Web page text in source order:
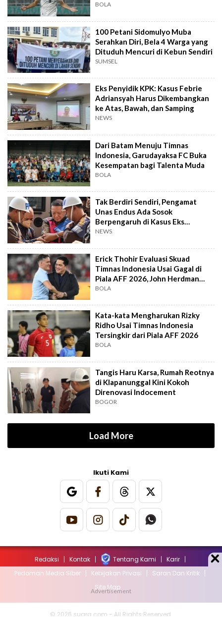
BOLA
100 Petani Sidomulyo Muba
Serahkan Diri, Bela 4 Warga yang
Dituduh Mencuri di Kebun Sendiri
SUMSEL
Eks Penyidik KPK: Kasus Febrie
Adriansyah Harus Dikembangkan
ke Atas, Bawah, dan Samping
NEWS
Dari Batam Menuju Timnas
Indonesia, Garudayaksa FC Buka
Kesempatan bagi Talenta Muda
BOLA
Tak Berdiri Sendiri, Pengamat
Unas Endus Ada Sosok
Berpengaruh di Kasus Eks
Jampidsus
NEWS
Erick Thohir Evaluasi Skuad
Timnas Indonesia Usai Gagal di
Piala AFF 2026, John Herdman
Out?
BOLA
Kata-kata Mengharukan Rizky
Ridho Usai Timnas Indonesia
Tersingkir dari Piala AFF 2026
BOLA
Tangis Haru Karsa, Rumah Reotnya
di Klapanunggal Kini Kokoh
Direnovasi Indocement
BOGOR
Load More
Ikuti Kami
Redaksi Kontak Tentang Kami
Karir
Pedoman Media Siber
Kebijakan Privasi
Saran Dan Kritik
Site Map
© 2026 suara.com - All Rights Reserved.